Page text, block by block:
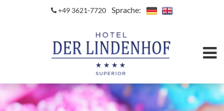
+49 3621-7720 Sprache: